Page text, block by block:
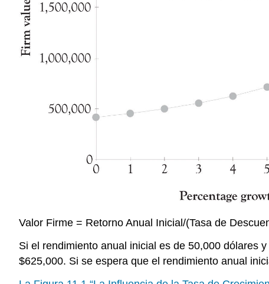
Valor Firme = Retorno Anual Inicial/(Tasa de
Si el rendimiento anual inicial es de 50,000 dólares
$625,000. Si se espera que el rendimiento anual